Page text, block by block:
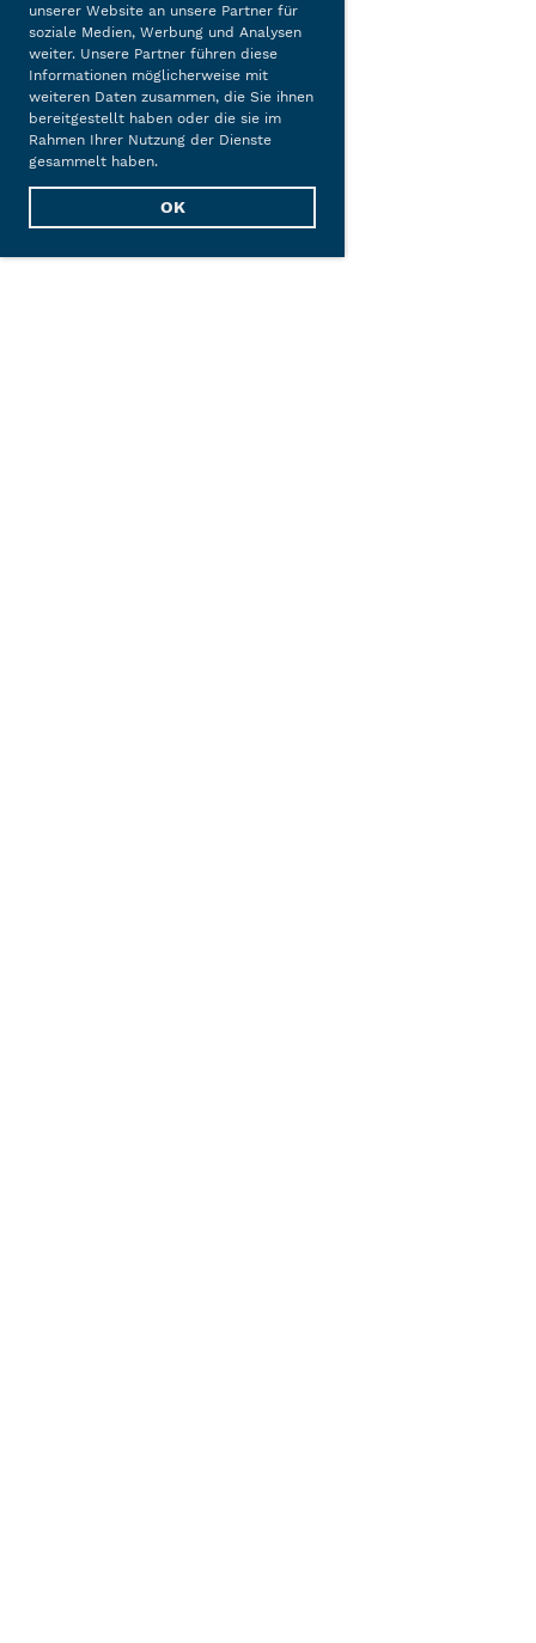
unserer Website an unsere Partner für
soziale Medien, Werbung und Analysen
weiter. Unsere Partner führen diese
Informationen möglicherweise mit
weiteren Daten zusammen, die Sie ihnen
bereitgestellt haben oder die sie im
Rahmen Ihrer Nutzung der Dienste
gesammelt haben.
OK